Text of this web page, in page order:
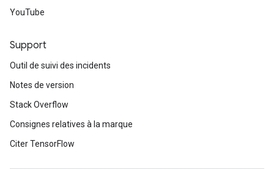
YouTube
Support
Outil de suivi des incidents
Notes de version
Stack Overflow
Consignes relatives à la marque
Citer TensorFlow